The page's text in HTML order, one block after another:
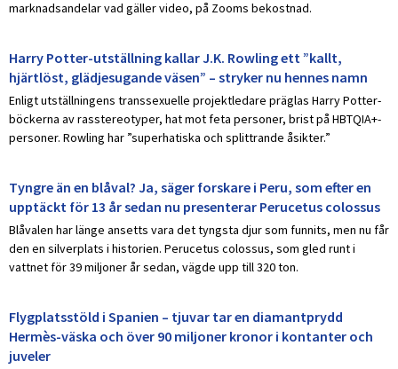
marknadsandelar vad gäller video, på Zooms bekostnad.
Harry Potter-utställning kallar J.K. Rowling ett ”kallt,
hjärtlöst, glädjesugande väsen” – stryker nu hennes namn
Enligt utställningens transsexuelle projektledare präglas Harry Potter-
böckerna av rasstereotyper, hat mot feta personer, brist på HBTQIA+-
personer. Rowling har ”superhatiska och splittrande åsikter.”
Tyngre än en blåval? Ja, säger forskare i Peru, som efter en
upptäckt för 13 år sedan nu presenterar Perucetus colossus
Blåvalen har länge ansetts vara det tyngsta djur som funnits, men nu får
den en silverplats i historien. Perucetus colossus, som gled runt i
vattnet för 39 miljoner år sedan, vägde upp till 320 ton.
Flygplatsstöld i Spanien – tjuvar tar en diamantprydd
Hermès-väska och över 90 miljoner kronor i kontanter och
juveler